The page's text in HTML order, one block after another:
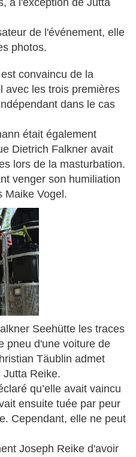
à l'exception de Jutta
de l'événement, elle
photos.
convaincu de la
avec les trois premières
dans le cas
était également
Dietrich Falkner avait
lors de la masturbation.
venger son humiliation
Maike Vogel.
Seehütte les traces
pneu d'une voiture de
Täublin admet
Reike.
qu’elle avait vaincu
ensuite tuée par peur
Cependant, elle ne peut
Joseph Reike d'avoir